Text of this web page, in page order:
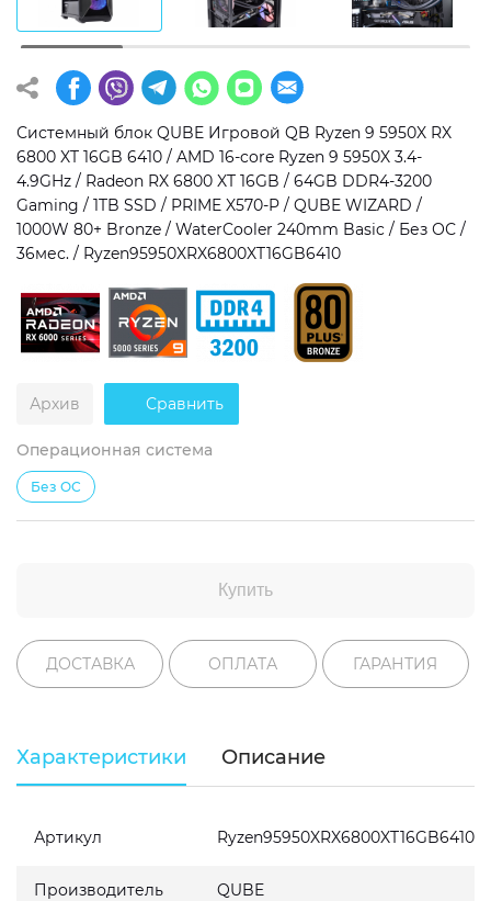
Операционная система
Windows 11 Home
Windows 11 Pro
Без ОС
Тип накопителя
SSD
HDD
SSD + HDD
Дополнительно
RGB-подсветка
Разблокированный множитель CPU
Сверхбыстрый M.2 SSD NVME
Системный блок QUBE Игровой QB Ryzen 9 5950X RX
6800 XT 16GB 6410 / AMD 16-core Ryzen 9 5950X 3.4-
4.9GHz / Radeon RX 6800 XT 16GB / 64GB DDR4-3200
Gaming / 1TB SSD / PRIME X570-P / QUBE WIZARD /
1000W 80+ Bronze / WaterCooler 240mm Basic / Без ОС /
36мес. / Ryzen95950XRX6800XT16GB6410
Архив Сравнить
Операционная система
Без ОС
Купить
ДОСТАВКА ОПЛАТА ГАРАНТИЯ
Характеристики Описание
Артикул Ryzen95950XRX6800XT16GB6410
Производитель
QUBE